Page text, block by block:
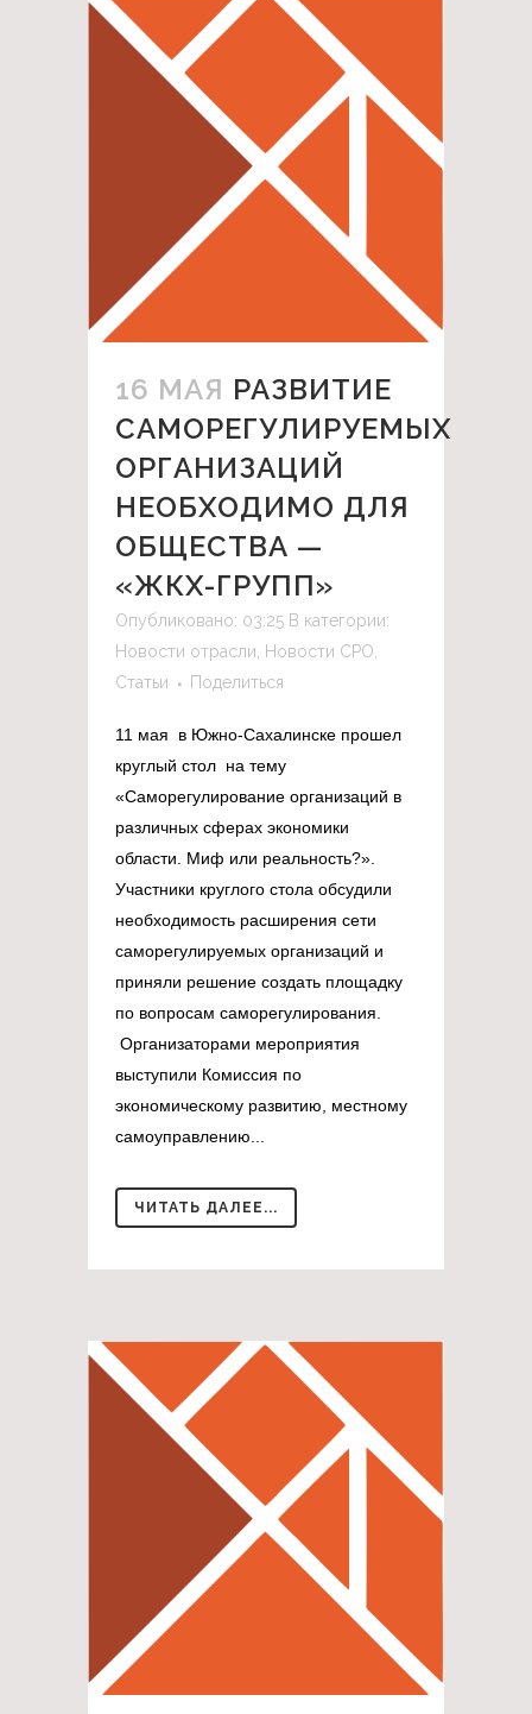
16 МАЯ РАЗВИТИЕ
САМОРЕГУЛИРУЕМЫХ
ОРГАНИЗАЦИЙ
НЕОБХОДИМО ДЛЯ
ОБЩЕСТВА —
«ЖКХ-ГРУПП»
Опубликовано: 03:25 В категории:
Новости отрасли, Новости СРО,
Статьи
Поделиться
11 мая в Южно-Сахалинске прошел
круглый стол на тему
«Саморегулирование организаций в
различных сферах экономики
области. Миф или реальность?».
Участники круглого стола обсудили
необходимость расширения сети
саморегулируемых организаций и
приняли решение создать площадку
по вопросам саморегулирования.
Организаторами мероприятия
выступили Комиссия по
экономическому развитию, местному
самоуправлению...
ЧИТАТЬ ДАЛЕЕ...